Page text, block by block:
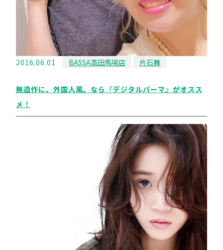
2016.06.01 BASSA高田馬場店 片石舞
無造作に、外国人風。なら『デジタルパーマ』がオスス
メ！